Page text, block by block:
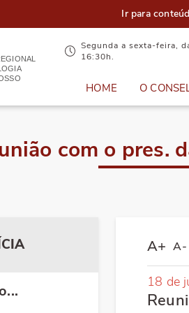
Ir para
Segunda a sexta-feira,
16:30h.
HOME O
com o pres.
A+ A-
18 de